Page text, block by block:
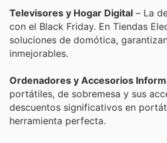
Televisores y Hogar Digital – La
con el Black Friday. En Tiendas
soluciones de domótica,
inmejorables.
Ordenadores y Accesorios
portátiles, de sobremesa y sus
descuentos significativos en
herramienta perfecta.